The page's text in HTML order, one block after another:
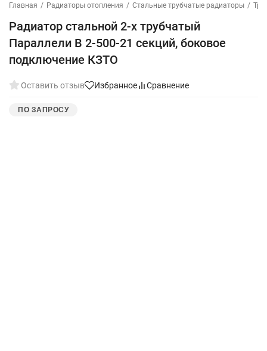
Главная / Радиаторы отопления / Стальные трубчатые радиаторы /
Радиатор стальной 2-х трубчатый
Параллели В 2-500-21 секций, боковое
подключение КЗТО
Оставить отзыв Избранное Сравнение
ПО ЗАПРОСУ